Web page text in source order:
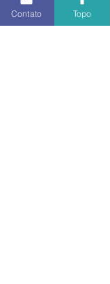
dignidade, não
adversário ou
ventos sua vitória,
Contato Topo